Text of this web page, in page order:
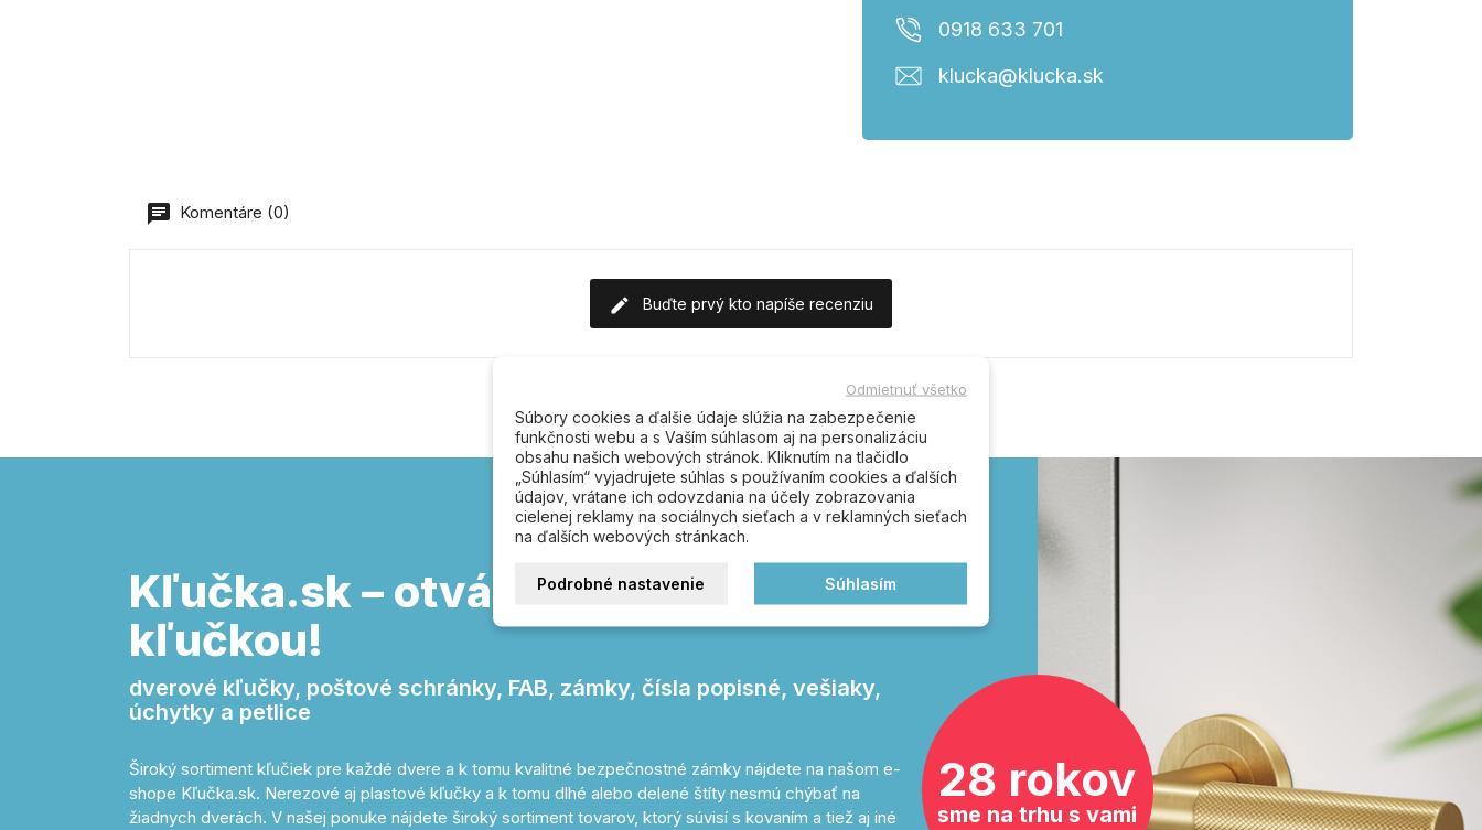
0918 633 701
klucka@klucka.sk
Komentáre (0)
Buďte prvý kto napíše recenziu
Kľučka.sk – otvárajte správnou
kľučkou!
dverové kľučky, poštové schránky, FAB, zámky, čísla popisné, vešiaky,
úchytky a petlice
Široký sortiment kľučiek pre každé dvere a k tomu kvalitné bezpečnostné zámky nájdete na našom e-
shope Kľučka.sk. Nerezové aj plastové kľučky a k tomu dlhé alebo delené štíty nesmú chýbať na
žiadnych dverách. V našej ponuke nájdete široký sortiment tovarov, ktorý súvisí s kovaním a tiež aj iné
28 rokov
sme na trhu s vami
Odmietnuť všetko
Súbory cookies a ďalšie údaje slúžia na zabezpečenie
funkčnosti webu a s Vaším súhlasom aj na personalizáciu
obsahu našich webových stránok. Kliknutím na tlačidlo
„Súhlasím“ vyjadrujete súhlas s používaním cookies a ďalších
údajov, vrátane ich odovzdania na účely zobrazovania
cielenej reklamy na sociálnych sieťach a v reklamných sieťach
na ďalších webových stránkach.
Podrobné nastavenie Súhlasím